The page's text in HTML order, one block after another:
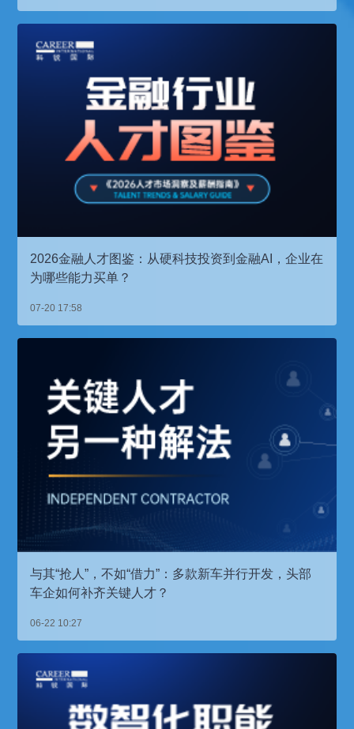
2026金融人才图鉴：从硬科技投资到金融AI，企业在
为哪些能力买单？
07-20 17:58
与其“抢人”，不如“借力”：多款新车并行开发，头部
车企如何补齐关键人才？
06-22 10:27